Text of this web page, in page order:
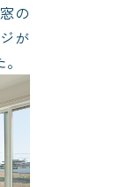
の
が